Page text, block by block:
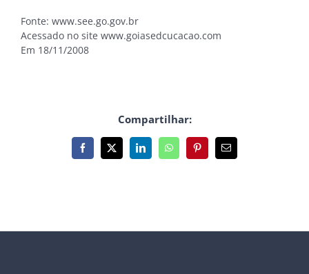
Fonte: www.see.go.gov.br
Acessado no site www.goiasedcucacao.com
Em 18/11/2008
Compartilhar:
Facebook
X LinkedInWhatsAppPinterest
E-
mail